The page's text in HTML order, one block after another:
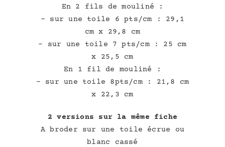
En 2 fils de mouliné :
– sur une toile 6 pts/cm : 29,1
cm x 29,8 cm
– sur une toile 7 pts/cm : 25 cm
x 25,5 cm
En 1 fil de mouliné :
– sur une toile 8pts/cm : 21,8 cm
x 22,3 cm
2 versions sur la même fiche
A broder sur une toile écrue ou
blanc cassé